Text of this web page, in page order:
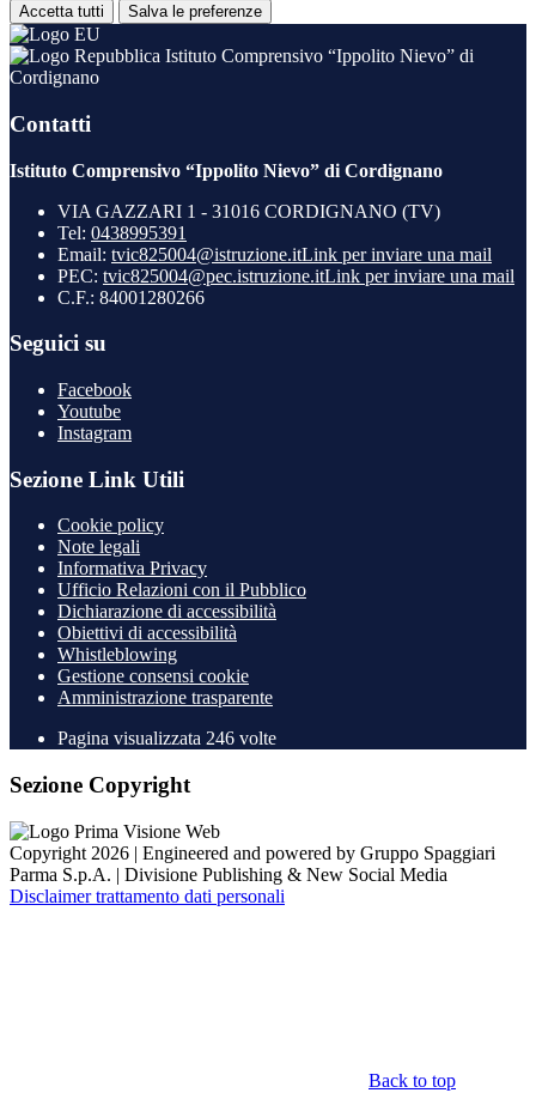
Accetta tutti Salva le preferenze
Istituto Comprensivo “Ippolito Nievo” di
Cordignano
Contatti
Istituto Comprensivo “Ippolito Nievo” di Cordignano
VIA GAZZARI 1 - 31016 CORDIGNANO (TV)
Tel: 0438995391
Email: tvic825004@istruzione.itLink per inviare una mail
PEC: tvic825004@pec.istruzione.itLink per inviare una mail
C.F.: 84001280266
Seguici su
Facebook
Youtube
Instagram
Sezione Link Utili
Cookie policy
Note legali
Informativa Privacy
Ufficio Relazioni con il Pubblico
Dichiarazione di accessibilità
Obiettivi di accessibilità
Whistleblowing
Gestione consensi cookie
Amministrazione trasparente
Pagina visualizzata 246 volte
Sezione Copyright
Copyright 2026 | Engineered and powered by Gruppo Spaggiari
Parma S.p.A. | Divisione Publishing & New Social Media
Disclaimer trattamento dati personali
Back to top